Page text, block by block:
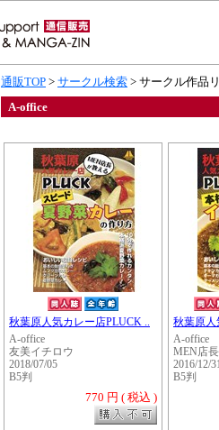
通販TOP > サークル検索 > サークル作品
A-office
秋葉原人気カレー店PLUCK ..
A-office
友美イチロウ
2018/07/05
B5判
770 円 ( 税込 )
秋葉原人
A-office
MEN店
2016/12/
B5判